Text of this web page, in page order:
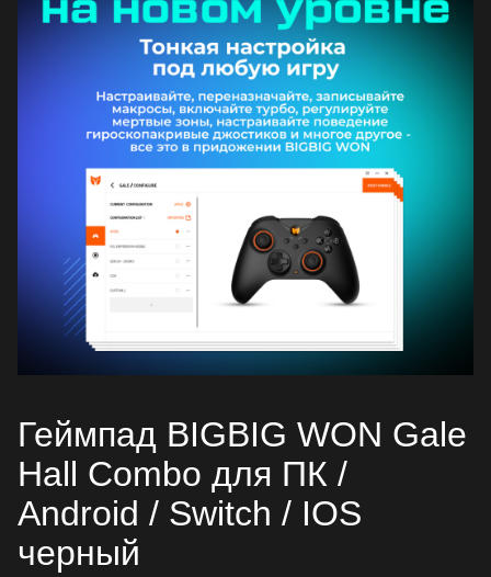
Геймпад BIGBIG WON Gale
Hall Combo для ПК /
Android / Switch / IOS
черный